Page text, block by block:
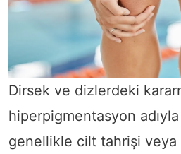
Dirsek ve dizlerdeki
hiperpigmentasyon
genellikle cilt tahrişi veya